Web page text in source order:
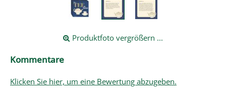
Produktfoto vergrößern ...
Kommentare
Klicken Sie hier, um eine Bewertung abzugeben.